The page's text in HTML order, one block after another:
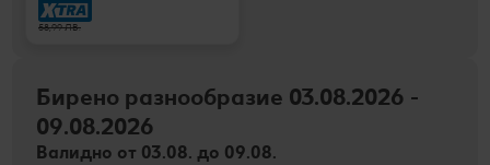
58,99 ЛВ.
Бирено разнообразие 03.08.2026 -
09.08.2026
Валидно от 03.08. до 09.08.